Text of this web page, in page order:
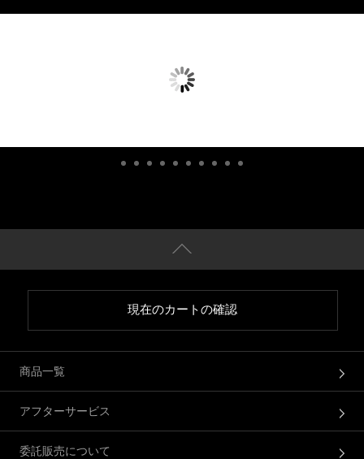
現在のカートの確認
商品一覧
アフターサービス
委託販売について